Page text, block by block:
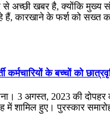
अच्छी खबर है, क्योंकि मुख्य
हैं, कारखाने के फर्श को सख्त
के बच्चों को
3 अगस्त, 2023 की दोपहर
में शामिल हुए। पुरस्कार